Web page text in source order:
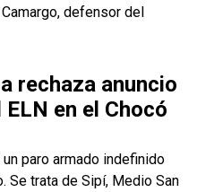
defensor del
rechaza anuncio
en el Chocó
paro armado indefinido
Se trata de Sipí, Medio San